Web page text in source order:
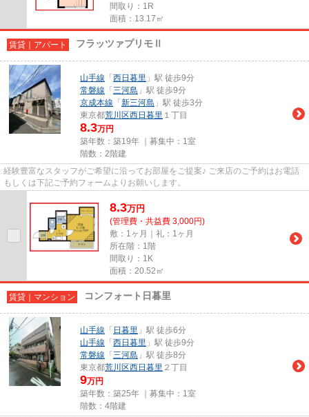
間取り：1R
面積：13.17㎡
賃貸｜アパート フラッツァプリモⅡ
山手線 「 西日暮里 」駅 徒歩9分
常磐線 「 三河島 」駅 徒歩9分
京成本線 「 新三河島 」駅 徒歩3分
東京都荒川区西日暮里 １丁目
8.3万円
築年数：築19年 ｜募集中： 1室
階数：2階建
経験豊富なスタッフがご希望に沿ってお部屋をご提案♪ ご来店のご予約はお電話
もしくは下記ご予約フォームよりお願いします。
8.3万円
(管理費・共益費 3,000円)
敷：1ヶ月｜礼：1ヶ月
所在階：1階
間取り：1K
面積：20.52㎡
賃貸｜マンション コンフォート日暮里
山手線 「 日暮里 」駅 徒歩6分
山手線 「 西日暮里 」駅 徒歩9分
常磐線 「 三河島 」駅 徒歩8分
東京都荒川区西日暮里 ２丁目
9万円
築年数：築25年 ｜募集中： 1室
階数：4階建